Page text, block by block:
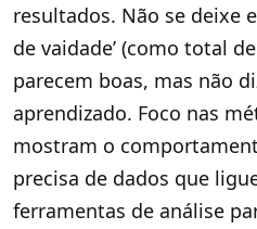
resultados. Não se deixe
de vaidade’ (como total
parecem boas, mas não
aprendizado. Foco nas
mostram o
precisa de dados que
ferramentas de análise